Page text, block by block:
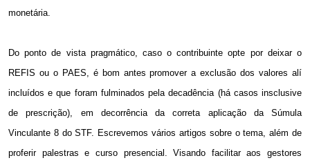
monetária.
Do ponto de vista pragmático, caso o contribuinte opte por deixar o
REFIS ou o PAES, é bom antes promover a exclusão dos valores alí
incluídos e que foram fulminados pela decadência (há casos insclusive
de prescrição), em decorrência da correta aplicação da Súmula
Vinculante 8 do STF. Escrevemos vários artigos sobre o tema, além de
proferir palestras e curso presencial. Visando facilitar aos gestores